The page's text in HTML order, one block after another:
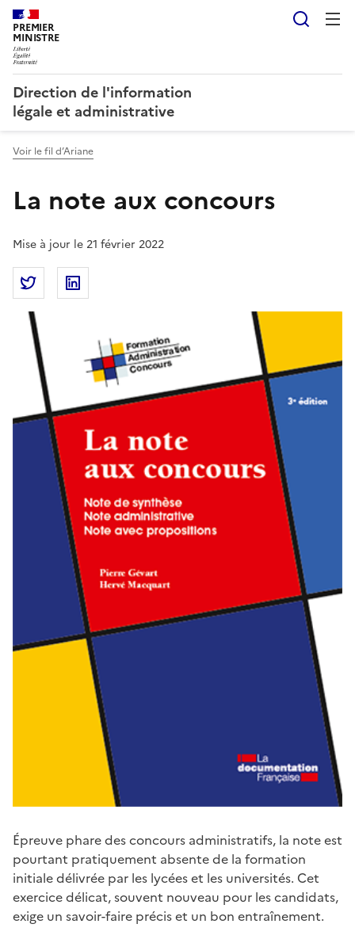
PREMIER
MINISTRE
Direction de l'information
légale et administrative
Voir le fil d’Ariane
La note aux concours
Mise à jour le 21 février 2022
Partager la page
Partager La note aux concours sur Twitter
Épreuve phare des concours administratifs, la note est
pourtant pratiquement absente de la formation
initiale délivrée par les lycées et les universités. Cet
exercice délicat, souvent nouveau pour les candidats,
exige un savoir-faire précis et un bon entraînement.